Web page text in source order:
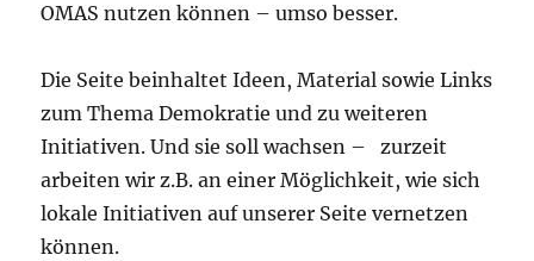
OMAS nutzen können – umso besser.
Die Seite beinhaltet Ideen, Material sowie Links
zum Thema Demokratie und zu weiteren
Initiativen. Und sie soll wachsen – zurzeit
arbeiten wir z.B. an einer Möglichkeit, wie sich
lokale Initiativen auf unserer Seite vernetzen
können.